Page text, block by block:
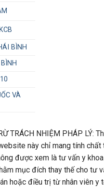
BÌNH
VÀ
TRÁCH NHIỆM PHÁP LÝ:
này chỉ mang tính chất
được xem là tư vấn y
mục đích thay thế cho tư
hoặc điều trị từ nhân viên y